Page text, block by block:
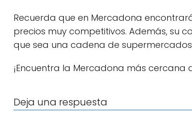
Recuerda que en Mercadona
precios muy competitivos. Además, su
que sea una cadena de
¡Encuentra la Mercadona más cercana
Deja una respuesta